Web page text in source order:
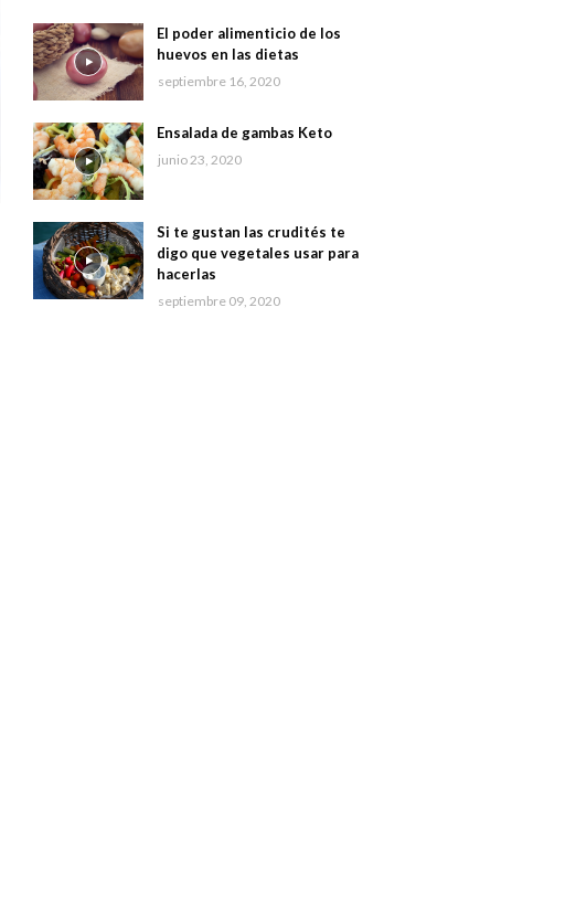
El poder alimenticio de los
huevos en las dietas
septiembre 16, 2020
Ensalada de gambas Keto
junio 23, 2020
Si te gustan las crudités te
digo que vegetales usar para
hacerlas
septiembre 09, 2020